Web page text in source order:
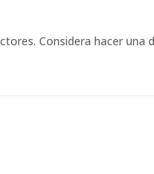
Considera hacer una